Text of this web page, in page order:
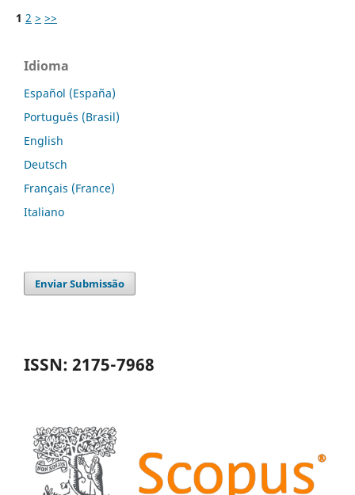
1 2 > >>
Idioma
Español (España)
Português (Brasil)
English
Deutsch
Français (France)
Italiano
Enviar Submissão
ISSN: 2175-7968